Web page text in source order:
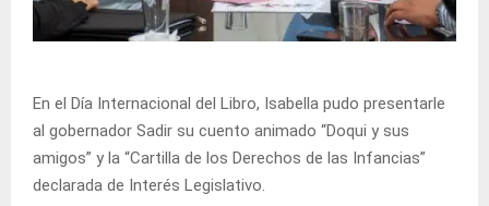
En el Día Internacional del Libro, Isabella pudo presentarle
al gobernador Sadir su cuento animado “Doqui y sus
amigos” y la “Cartilla de los Derechos de las Infancias”
declarada de Interés Legislativo.